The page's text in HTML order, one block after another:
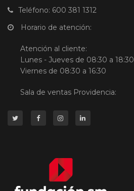
Teléfono: 600 381 1312
Horario de atención:
Atención al cliente:
Lunes - Jueves de 08:30 a 18:30
Viernes de 08:30 a 16:30
Sala de ventas Providencia: